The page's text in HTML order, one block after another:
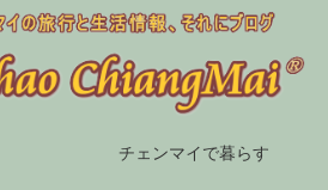
チェンマイで暮らす